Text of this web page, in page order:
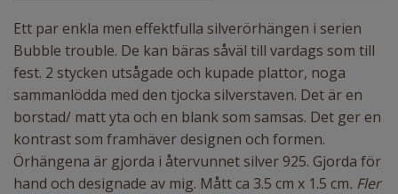
Ett par enkla men effektfulla silverörhängen i serien
Bubble trouble. De kan bäras såväl till vardags som till
fest. 2 stycken utsågade och kupade plattor, noga
sammanlödda med den tjocka silverstaven. Det är en
borstad/ matt yta och en blank som samsas. Det ger en
kontrast som framhäver designen och formen.
Örhängena är gjorda i återvunnet silver 925. Gjorda för
hand och designade av mig. Mått ca 3.5 cm x 1.5 cm. Fler